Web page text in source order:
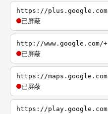
https://plus.google.com
已屏蔽
http://www.google.com/+
已屏蔽
https://maps.google.com
已屏蔽
https://play.google.com